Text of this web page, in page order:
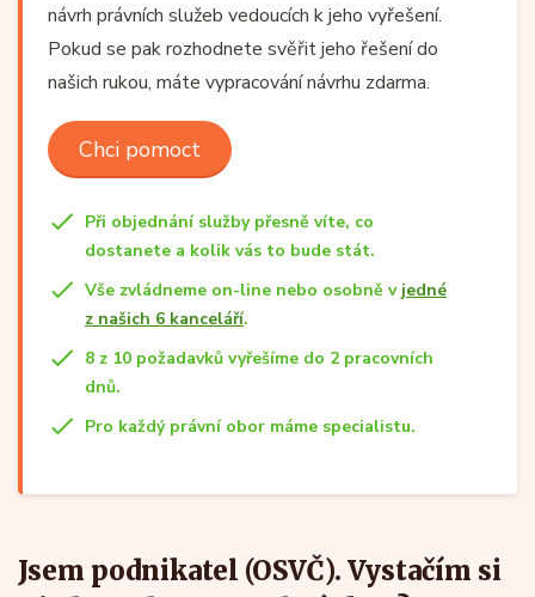
návrh právních služeb vedoucích k jeho vyřešení.
Pokud se pak rozhodnete svěřit jeho řešení do
našich rukou, máte vypracování návrhu zdarma.
Chci pomoct
Při objednání služby přesně víte, co
dostanete a kolik vás to bude stát.
Vše zvládneme on-line nebo osobně v jedné
z našich 6 kanceláří.
8 z 10 požadavků vyřešíme do 2 pracovních
dnů.
Pro každý právní obor máme specialistu.
Jsem podnikatel (OSVČ). Vystačím si